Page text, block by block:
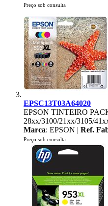
Preço sob consulta
EPSC13T03A64020
EPSON TINTEIRO
28xx/3100/21xx/3105/
Marca: EPSON | Ref.
Preço sob consulta